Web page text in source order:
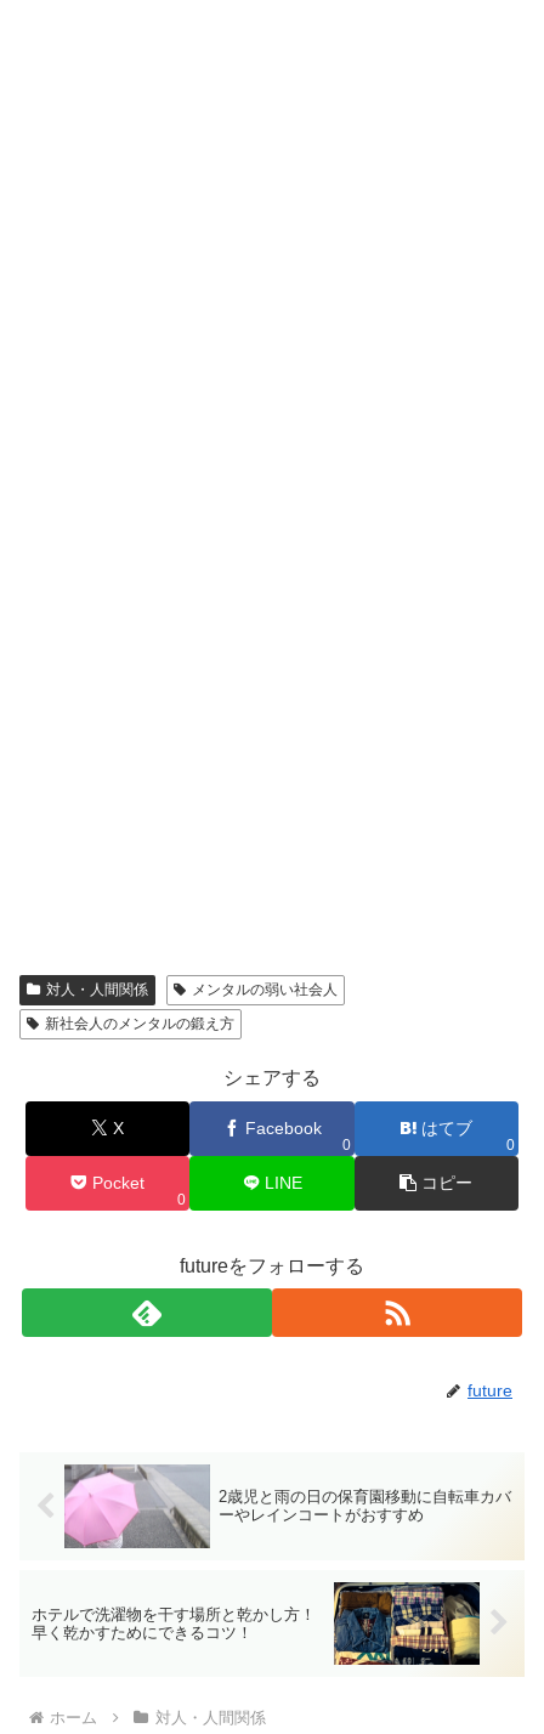
対人・人間関係
メンタルの弱い社会人
新社会人のメンタルの鍛え方
シェアする
X Facebook
0
はてブ
0
Pocket
0
LINE コピー
futureをフォローする
future
2歳児と雨の日の保育園移動に自転車カバ
ーやレインコートがおすすめ
ホテルで洗濯物を干す場所と乾かし方！
早く乾かすためにできるコツ！
ホーム 対人・人間関係